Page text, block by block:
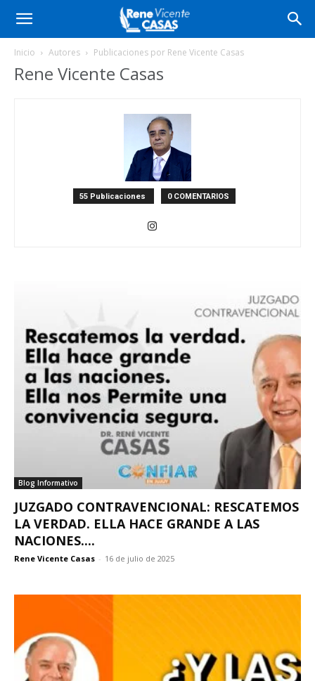
Inicio Autores Publicaciones por Rene Vicente Casas
Rene Vicente Casas
55 Publicaciones 0 COMENTARIOS
Blog Informativo
JUZGADO CONTRAVENCIONAL: RESCATEMOS
LA VERDAD. ELLA HACE GRANDE A LAS
NACIONES....
Rene Vicente Casas - 16 de julio de 2025